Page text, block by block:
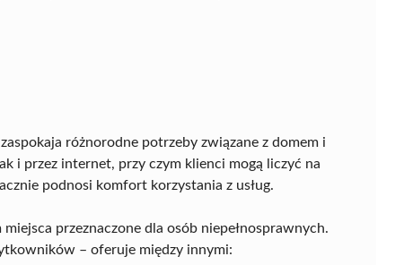
różnorodne potrzeby związane z domem i
i przez internet, przy czym klienci mogą liczyć na
podnosi komfort korzystania z usług.
przeznaczone dla osób niepełnosprawnych.
– oferuje między innymi: